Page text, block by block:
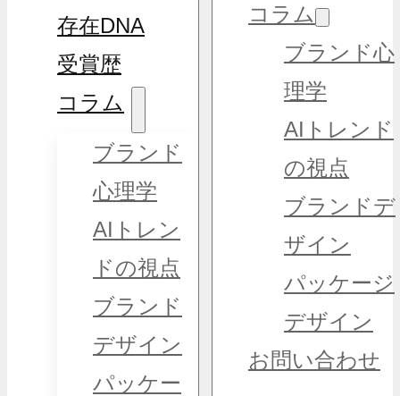
存在DNA
受賞歴
コラム
ブランド
心理学
AIトレン
ドの視点
ブランド
デザイン
パッケー
コラム
ブランド心
理学
AIトレンド
の視点
ブランドデ
ザイン
パッケージ
デザイン
お問い合わせ